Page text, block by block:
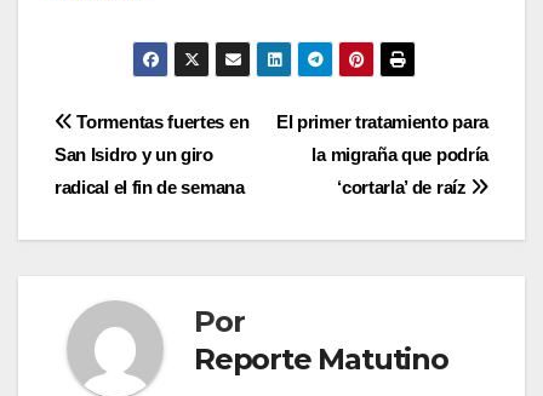
Navegación
de
entradas
El primer tratamiento para
la migraña que podría
‘cortarla’ de raíz
Tormentas fuertes en
San Isidro y un giro
radical el fin de semana
Por
Reporte Matutino